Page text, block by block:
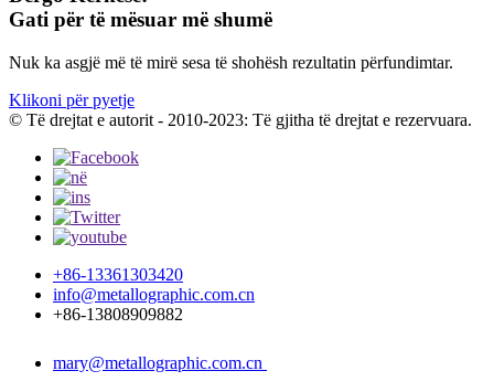
Gati për të mësuar më shumë
Nuk ka asgjë më të mirë sesa të shohësh rezultatin përfundimtar.
Klikoni për pyetje
© Të drejtat e autorit - 2010-2023: Të gjitha të drejtat e rezervuara.
+86-13361303420
info@metallographic.com.cn
+86-13808909882
mary@metallographic.com.cn